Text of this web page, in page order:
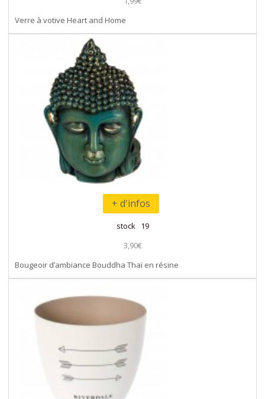
Verre à votive Heart and Home
+ d'infos
stock 19
3,90€
Bougeoir d’ambiance Bouddha Thaï en résine